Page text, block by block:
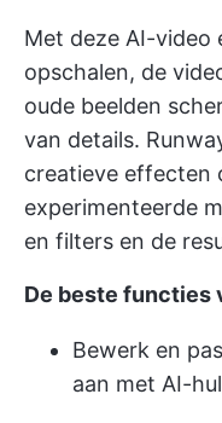
Met deze AI-video
opschalen, de
oude beelden
van details.
creatieve effecten
experimenteerde
en filters en de
De beste functies
Bewerk en
aan met AI-